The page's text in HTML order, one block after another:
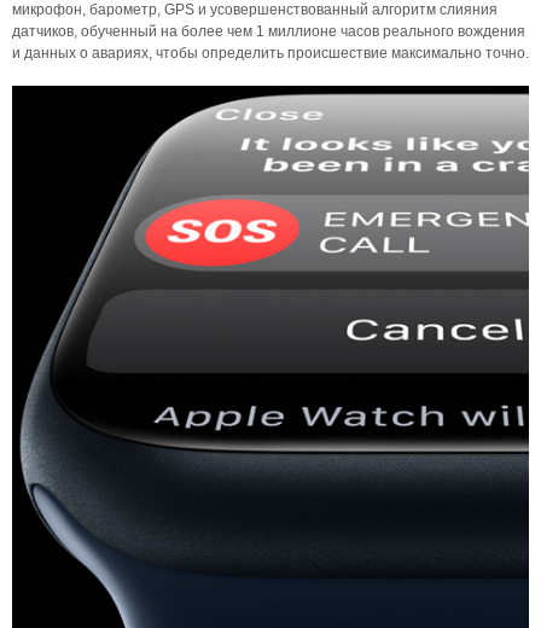
микрофон, барометр, GPS и усовершенствованный алгоритм слияния
датчиков, обученный на более чем 1 миллионе часов реального вождения
и данных о авариях, чтобы определить происшествие максимально точно.